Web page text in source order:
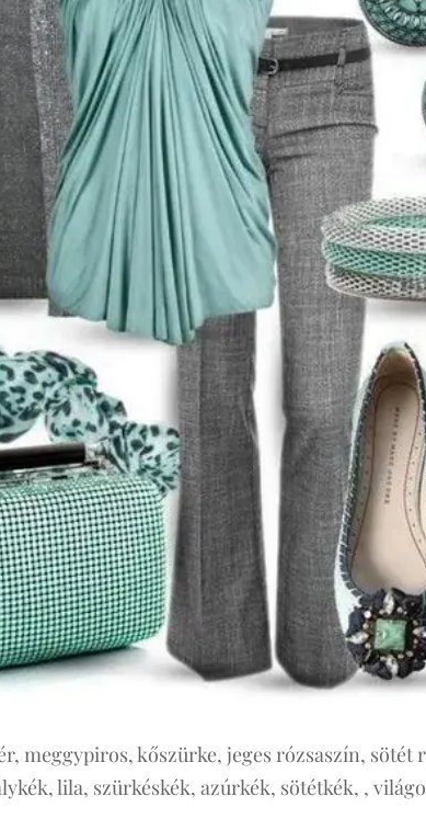
meggypiros, kőszürke, jeges rózsaszín, sötét
lila, szürkéskék, azúrkék, sötétkék, ,